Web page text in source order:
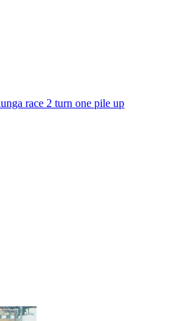
race 2 turn one pile up